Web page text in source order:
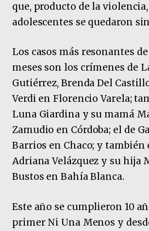
que, producto de la
adolescentes se quedaron
Los casos más resonantes
meses son los crímenes de
Gutiérrez, Brenda Del
Verdi en Florencio Varela;
Luna Giardina y su mamá
Zamudio en Córdoba; el de
Barrios en Chaco; y también
Adriana Velázquez y su hija
Bustos en Bahía Blanca.
Este año se cumplieron 10
primer Ni Una Menos y